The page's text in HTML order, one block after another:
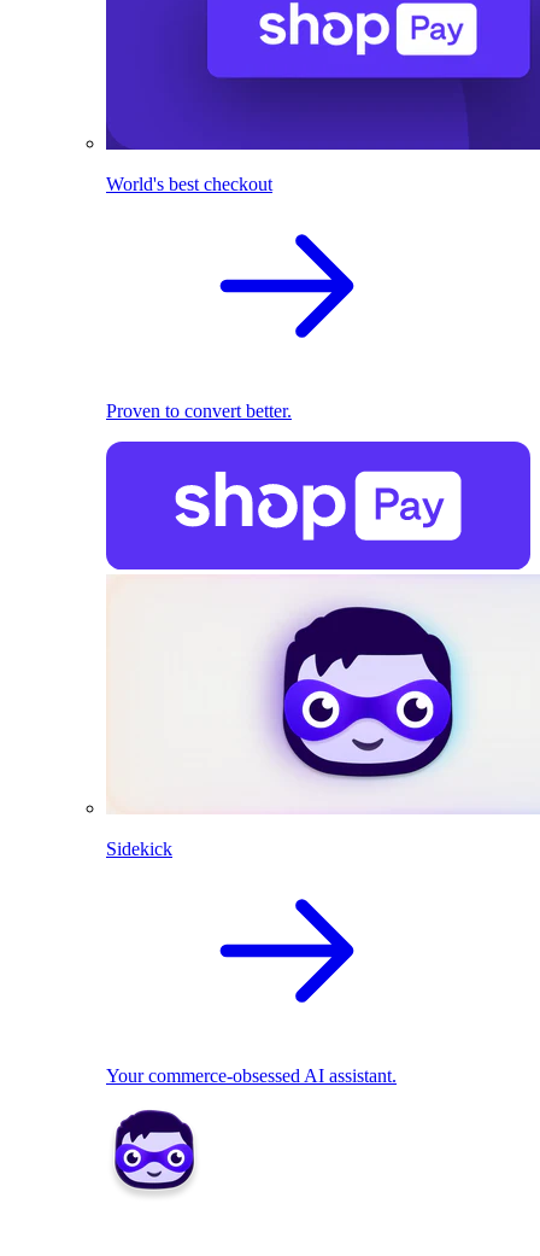
World's best checkout
Proven to convert better.
Sidekick
Your commerce-obsessed AI assistant.